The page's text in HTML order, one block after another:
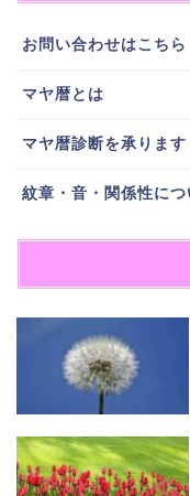
お問い合わせはこちら
マヤ暦とは
マヤ暦診断を承ります
紋章・音・関係性につ